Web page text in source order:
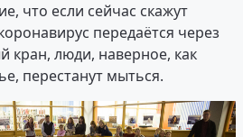
что если сейчас скажут
передаётся через
кран, люди, наверное, как
перестанут мыться.